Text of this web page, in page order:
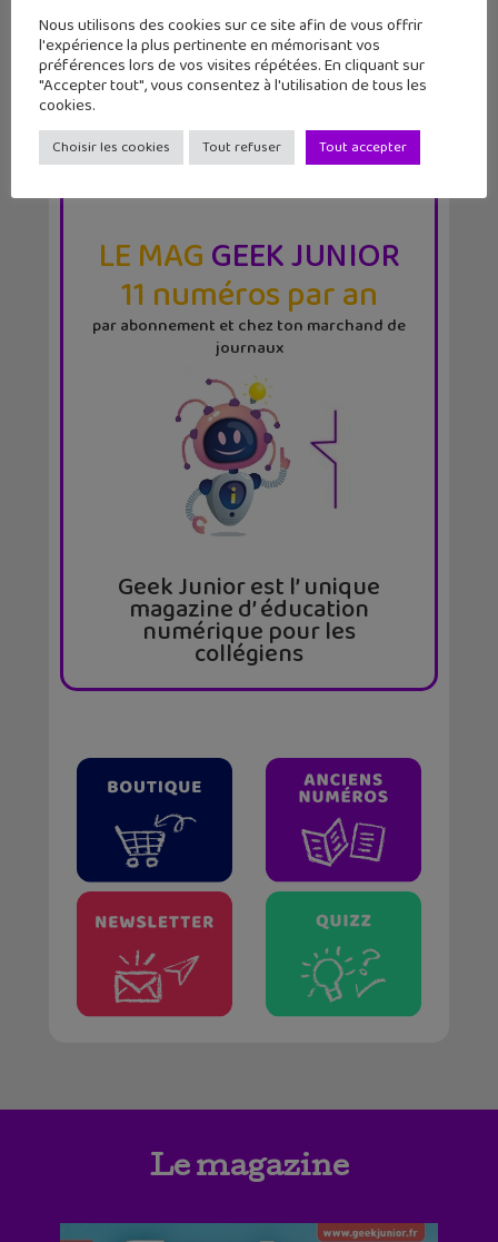
LE MAGGEEK JUNIOR
11 numéros par an
par abonnement et chez ton marchand de
journaux
Geek Junior est l’ unique
magazine d’ éducation
numérique pour les
collégiens
Le magazine
Nous utilisons des cookies sur ce site afin de vous offrir
l'expérience la plus pertinente en mémorisant vos
préférences lors de vos visites répétées. En cliquant sur
"Accepter tout", vous consentez à l'utilisation de tous les
cookies.
Choisir les cookies Tout refuser Tout accepter